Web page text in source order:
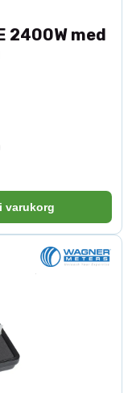
2400W med
varukorg